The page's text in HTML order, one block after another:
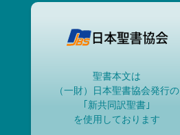
聖書本文は
（一財）日本聖書協会発行の
｢新共同訳聖書｣
を使用しております